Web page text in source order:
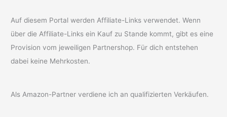
Auf diesem Portal werden Affiliate-Links verwendet. Wenn
über die Affiliate-Links ein Kauf zu Stande kommt, gibt es eine
Provision vom jeweiligen Partnershop. Für dich entstehen
dabei keine Mehrkosten.
Als Amazon-Partner verdiene ich an qualifizierten Verkäufen.